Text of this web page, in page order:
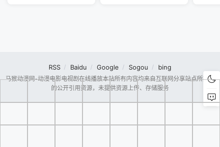
RSS Baidu Google Sogou bing
马猴动漫网-动漫电影电视剧在线播放本站所有内容均来自互联网分享站点所提供
的公开引用资源，未提供资源上传、存储服务